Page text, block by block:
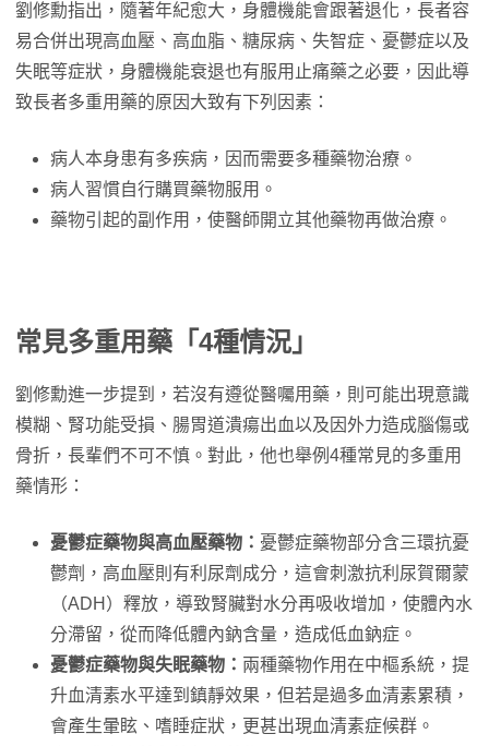
劉修勳指出，隨著年紀愈大，身體機能會跟著退化，長者容
易合併出現高血壓、高血脂、糖尿病、失智症、憂鬱症以及
失眠等症狀，身體機能衰退也有服用止痛藥之必要，因此導
致長者多重用藥的原因大致有下列因素：
病人本身患有多疾病，因而需要多種藥物治療。
病人習慣自行購買藥物服用。
藥物引起的副作用，使醫師開立其他藥物再做治療。
常見多重用藥「4種情況」
劉修勳進一步提到，若沒有遵從醫囑用藥，則可能出現意識
模糊、腎功能受損、腸胃道潰瘍出血以及因外力造成腦傷或
骨折，長輩們不可不慎。對此，他也舉例4種常見的多重用
藥情形：
憂鬱症藥物與高血壓藥物： 憂鬱症藥物部分含三環抗憂
鬱劑，高血壓則有利尿劑成分，這會刺激抗利尿賀爾蒙
（ADH）釋放，導致腎臟對水分再吸收增加，使體內水
分滯留，從而降低體內鈉含量，造成低血鈉症。
憂鬱症藥物與失眠藥物： 兩種藥物作用在中樞系統，提
升血清素水平達到鎮靜效果，但若是過多血清素累積，
會產生暈眩、嗜睡症狀，更甚出現血清素症候群。